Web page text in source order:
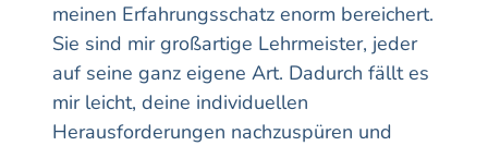
meinen Erfahrungsschatz enorm bereichert.
Sie sind mir großartige Lehrmeister, jeder
auf seine ganz eigene Art. Dadurch fällt es
mir leicht, deine individuellen
Herausforderungen nachzuspüren und